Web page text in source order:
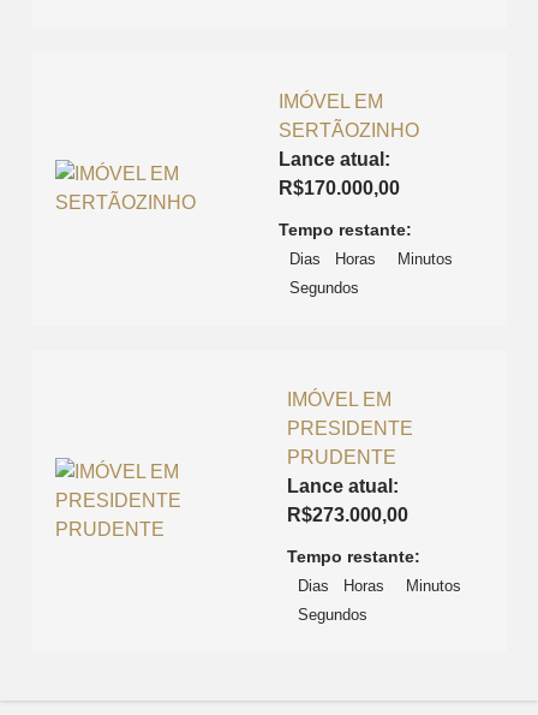
IMÓVEL EM
SERTÃOZINHO
Lance atual:
R$170.000,00
Tempo restante:
Dias Horas
Minutos
Segundos
IMÓVEL EM
PRESIDENTE
PRUDENTE
Lance atual:
R$273.000,00
Tempo restante:
Dias Horas
Minutos
Segundos